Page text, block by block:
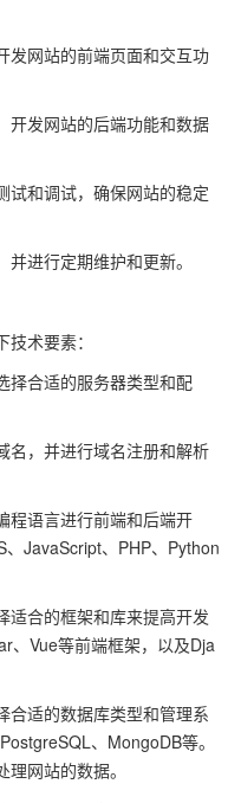
发网站的前端页面和交互功
开发网站的后端功能和数据
试和调试，确保网站的稳定
进行定期维护和更新。
术要素：
择合适的服务器类型和配
名，并进行域名注册和解析
程语言进行前端和后端开
JavaScript、PHP、Python
适合的框架和库来提高开发
、Vue等前端框架，以及Dja
合适的数据库类型和管理系
、MongoDB等。
网站的数据。